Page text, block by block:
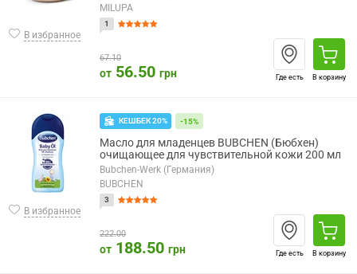
В избранное
MILUPA
1
67.10
от 56.50 грн Где есть В корзину
В избранное
КЕШБЕК 20% -15%
Масло для младенцев BUBCHEN (Бюбхен)
очищающее для чувствительной кожи 200 мл
Bubchen-Werk (Германия)
BUBCHEN
3
222.00
от 188.50 грн Где есть В корзину